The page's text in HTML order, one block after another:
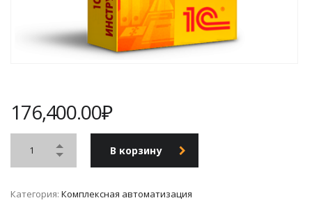
176,400.00₽
В корзину
Категория: Комплексная автоматизация